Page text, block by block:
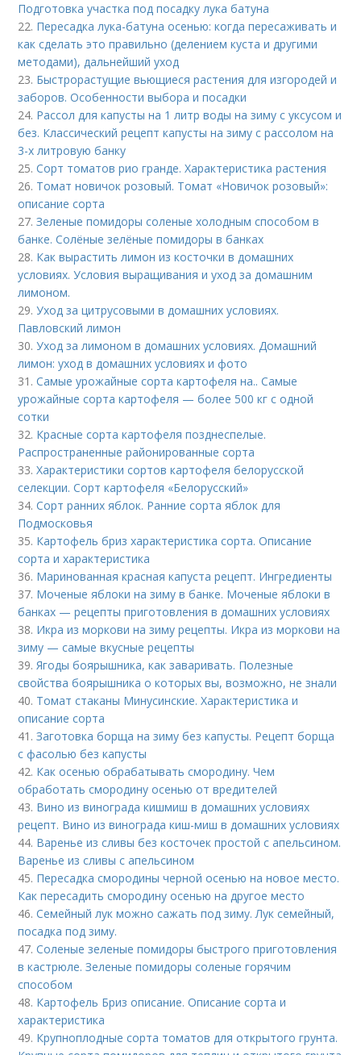
Подготовка участка под посадку лука батуна
22. Пересадка лука-батуна осенью: когда пересаживать и
как сделать это правильно (делением куста и другими
методами), дальнейший уход
23. Быстрорастущие вьющиеся растения для изгородей и
заборов. Особенности выбора и посадки
24. Рассол для капусты на 1 литр воды на зиму с уксусом и
без. Классический рецепт капусты на зиму с рассолом на
3-х литровую банку
25.Сорт томатов рио гранде. Характеристика растения
26. Томат новичок розовый. Томат «Новичок розовый»:
описание сорта
27.Зеленые помидоры соленые холодным способом в
банке. Солёные зелёные помидоры в банках
28. Как вырастить лимон из косточки в домашних
условиях. Условия выращивания и уход за домашним
лимоном.
29.Уход за цитрусовыми в домашних условиях.
Павловский лимон
30.Уход за лимоном в домашних условиях. Домашний
лимон: уход в домашних условиях и фото
31.Самые урожайные сорта картофеля на.. Самые
урожайные сорта картофеля — более 500 кг с одной
сотки
32. Красные сорта картофеля позднеспелые.
Распространенные районированные сорта
33.Характеристики сортов картофеля белорусской
селекции. Сорт картофеля «Белорусский»
34.Сорт ранних яблок. Ранние сорта яблок для
Подмосковья
35. Картофель бриз характеристика сорта. Описание
сорта и характеристика
36. Маринованная красная капуста рецепт. Ингредиенты
37. Моченые яблоки на зиму в банке. Моченые яблоки в
банках — рецепты приготовления в домашних условиях
38. Икра из моркови на зиму рецепты. Икра из моркови на
зиму — самые вкусные рецепты
39.Ягоды боярышника, как заваривать. Полезные
свойства боярышника о которых вы, возможно, не знали
40. Томат стаканы Минусинские. Характеристика и
описание сорта
41.Заготовка борща на зиму без капусты. Рецепт борща
с фасолью без капусты
42. Как осенью обрабатывать смородину. Чем
обработать смородину осенью от вредителей
43. Вино из винограда кишмиш в домашних условиях
рецепт. Вино из винограда киш-миш в домашних условиях
44. Варенье из сливы без косточек простой с апельсином.
Варенье из сливы с апельсином
45. Пересадка смородины черной осенью на новое место.
Как пересадить смородину осенью на другое место
46.Семейный лук можно сажать под зиму. Лук семейный,
посадка под зиму.
47.Соленые зеленые помидоры быстрого приготовления
в кастрюле. Зеленые помидоры соленые горячим
способом
48. Картофель Бриз описание. Описание сорта и
характеристика
49. Крупноплодные сорта томатов для открытого грунта.